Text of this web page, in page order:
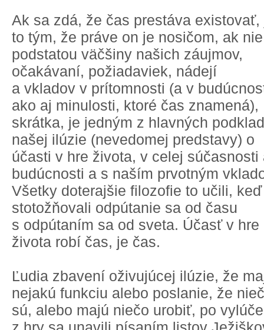
Ak sa zdá, že čas prestáva existovať,
to tým, že práve on je nosičom, ak nie
podstatou väčšiny našich záujmov,
očakávaní, požiadaviek, nádejí
a vkladov v prítomnosti (a v
ako aj minulosti, ktoré čas znamená),
skrátka, je jedným z hlavných
našej ilúzie (nevedomej predstavy) o
účasti v hre života, v celej súčasnosti
budúcnosti a s naším prvotným
Všetky doterajšie filozofie to učili, keď
stotožňovali odpútanie sa od času
s odpútaním sa od sveta. Účasť v hre
života robí čas, je čas.
Ľudia zbavení oživujúcej ilúzie, že
nejakú funkciu alebo poslanie, že
sú, alebo majú niečo urobiť, po